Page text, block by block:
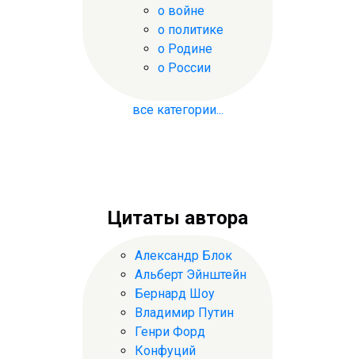
о войне
о политике
о Родине
о России
все категории...
Цитаты автора
Александр Блок
Альберт Эйнштейн
Бернард Шоу
Владимир Путин
Генри Форд
Конфуций